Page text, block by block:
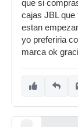
que si
cajas JBL que
estan
yo preferiria
marca ok